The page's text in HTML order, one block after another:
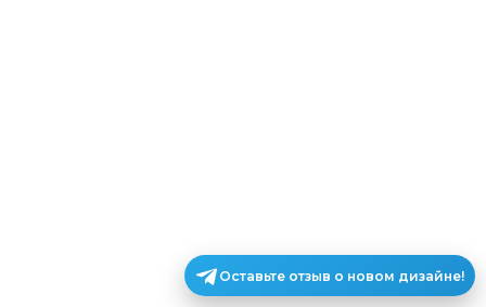
Оставьте отзыв о новом дизайне!